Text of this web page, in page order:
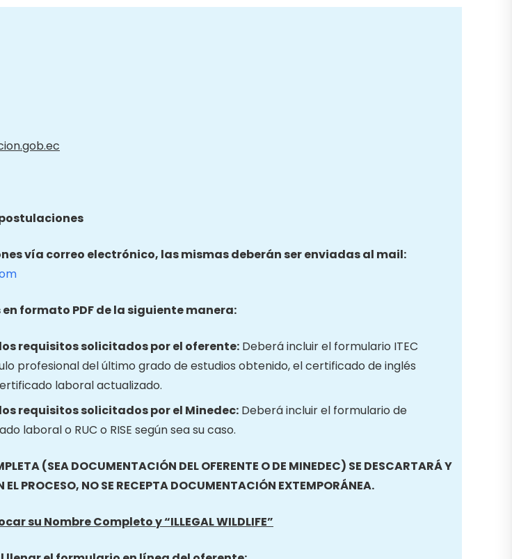
vía correo electrónico, las mismas deberán ser enviadas al mail:
formato PDF de la siguiente manera:
los requisitos solicitados por el oferente: Deberá incluir el formulario ITEC
profesional del último grado de estudios obtenido, el certificado de inglés
laboral actualizado.
requisitos solicitados por el Minedec: Deberá incluir el formulario de
laboral o RUC o RISE según sea su caso.
(SEA DOCUMENTACIÓN DEL OFERENTE O DE MINEDEC) SE DESCARTARÁ Y
PROCESO, NO SE RECEPTA DOCUMENTACIÓN EXTEMPORÁNEA.
su Nombre Completo y “ILLEGAL WILDLIFE”